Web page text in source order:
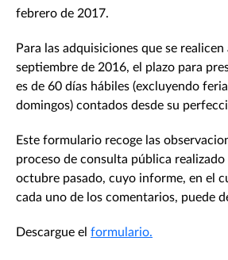
febrero de 2017.
Para las adquisiciones que se
septiembre de 2016, el plazo para
es de 60 días hábiles (excluyendo
domingos) contados desde su
Este formulario recoge las
proceso de consulta pública
octubre pasado, cuyo informe, en el
cada uno de los comentarios, puede
Descargue el formulario.